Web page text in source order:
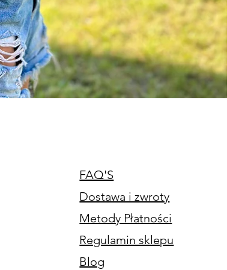
FAQ'S
Dostawa i zwroty
Metody Płatności
Regulamin sklepu
Blog